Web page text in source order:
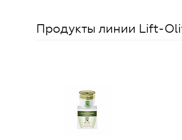
Продукты линии Lift-